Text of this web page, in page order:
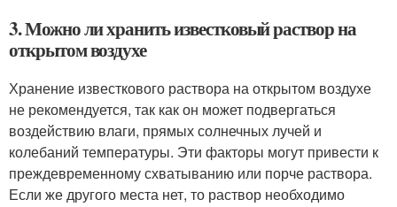
3. Можно ли хранить известковый раствор на
открытом воздухе
Хранение известкового раствора на открытом воздухе
не рекомендуется, так как он может подвергаться
воздействию влаги, прямых солнечных лучей и
колебаний температуры. Эти факторы могут привести к
преждевременному схватыванию или порче раствора.
Если же другого места нет, то раствор необходимо